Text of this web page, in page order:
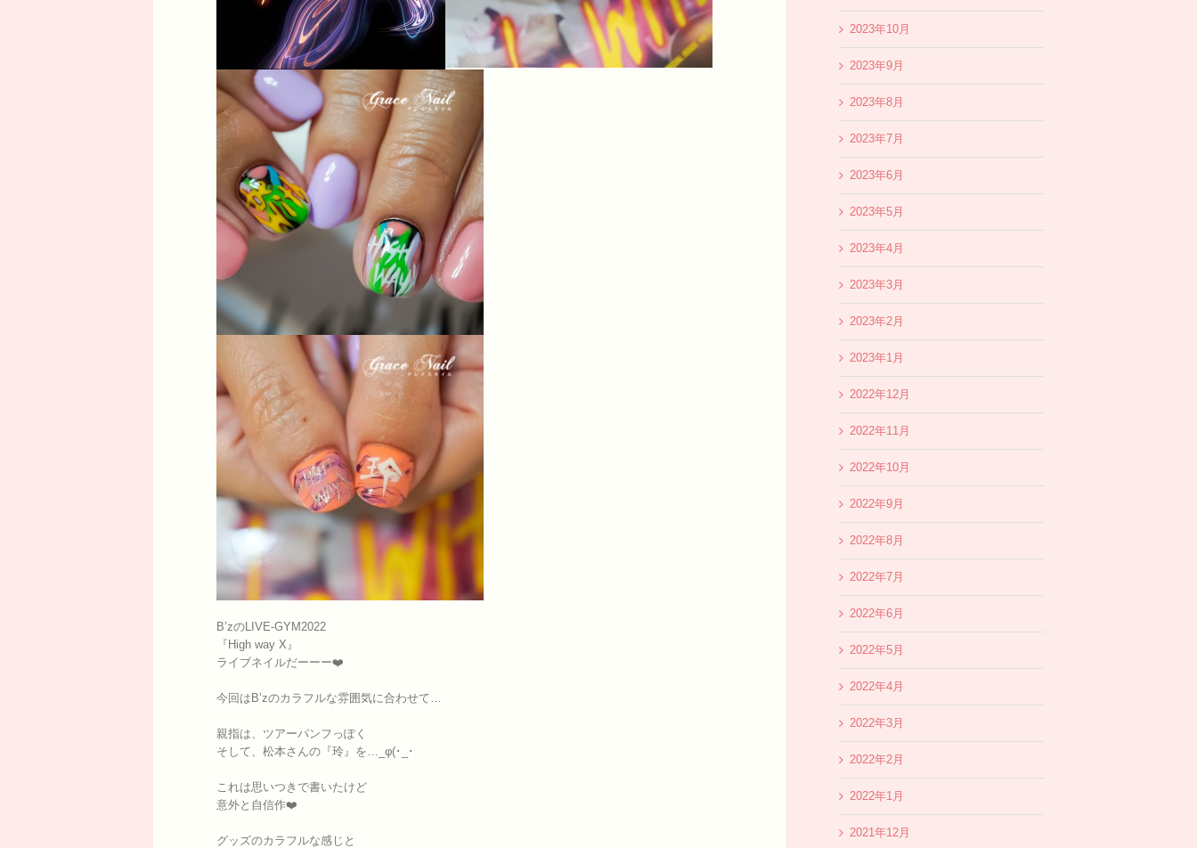
B’zのLIVE-GYM2022
『High way X』
ライブネイルだーーー❤️
今回はB’zのカラフルな雰囲気に合わせて…
親指は、ツアーパンフっぽく
そして、松本さんの『玲』を…_φ(･_･
これは思いつきで書いたけど
意外と自信作❤️‍
グッズのカラフルな感じと
2023年10月
2023年9月
2023年8月
2023年7月
2023年6月
2023年5月
2023年4月
2023年3月
2023年2月
2023年1月
2022年12月
2022年11月
2022年10月
2022年9月
2022年8月
2022年7月
2022年6月
2022年5月
2022年4月
2022年3月
2022年2月
2022年1月
2021年12月